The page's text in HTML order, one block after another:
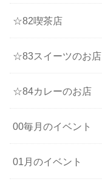
☆82喫茶店
☆83スイーツのお店
☆84カレーのお店
00毎月のイベント
01月のイベント